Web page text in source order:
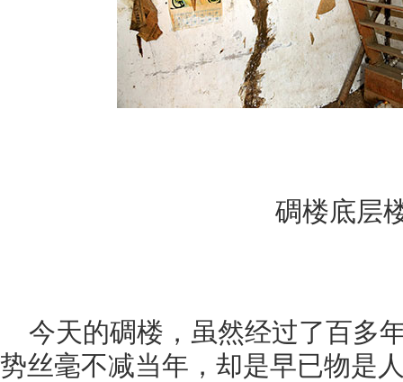
碉楼底层
今天的碉楼，虽然经过了百多
势丝毫不减当年，却是早已物是